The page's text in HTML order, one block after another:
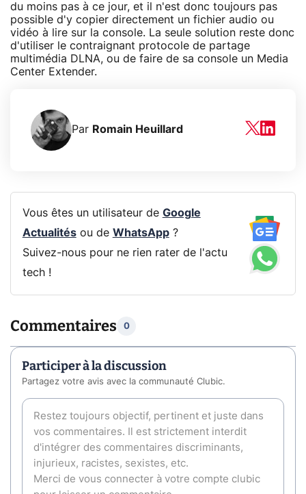
du moins pas à ce jour, et il n'est donc toujours pas
possible d'y copier directement un fichier audio ou
vidéo à lire sur la console. La seule solution reste donc
d'utiliser le contraignant protocole de partage
multimédia DLNA, ou de faire de sa console un Media
Center Extender.
Par Romain Heuillard
Vous êtes un utilisateur de Google
Actualitésou de WhatsApp?
Suivez-nous pour ne rien rater de l'actu
tech !
Commentaires 0
Participer à la discussion
Partagez votre avis avec la communauté Clubic.